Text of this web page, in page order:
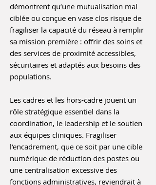
démontrent qu’une mutualisation mal
ciblée ou conçue en vase clos risque de
fragiliser la capacité du réseau à remplir
sa mission première : offrir des soins et
des services de proximité accessibles,
sécuritaires et adaptés aux besoins des
populations.
Les cadres et les hors-cadre jouent un
rôle stratégique essentiel dans la
coordination, le leadership et le soutien
aux équipes cliniques. Fragiliser
l’encadrement, que ce soit par une cible
numérique de réduction des postes ou
une centralisation excessive des
fonctions administratives, reviendrait à